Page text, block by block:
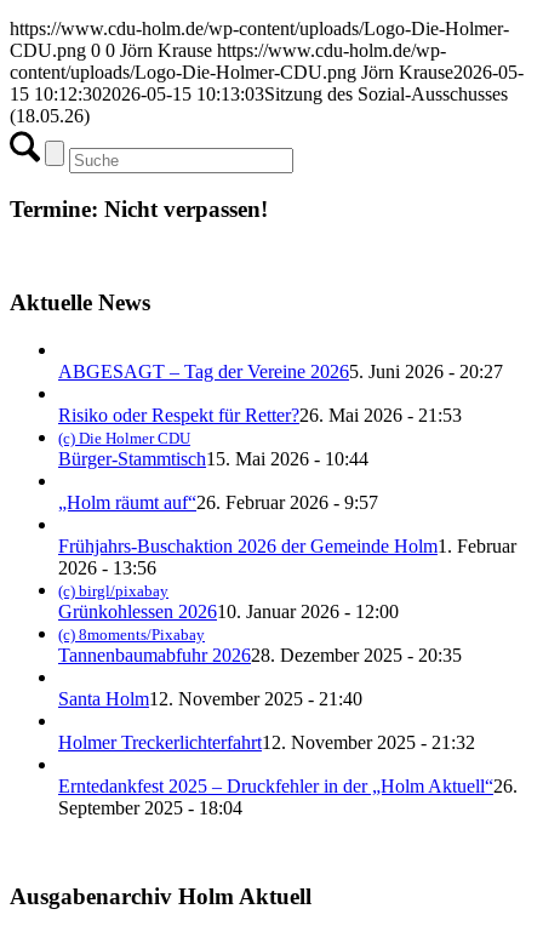
https://www.cdu-holm.de/wp-content/uploads/Logo-Die-Holmer-
CDU.png 0 0 Jörn Krause https://www.cdu-holm.de/wp-
content/uploads/Logo-Die-Holmer-CDU.png Jörn Krause2026-05-
15 10:12:302026-05-15 10:13:03Sitzung des Sozial-Ausschusses
(18.05.26)
Termine: Nicht verpassen!
Aktuelle News
ABGESAGT – Tag der Vereine 20265. Juni 2026 - 20:27
Risiko oder Respekt für Retter?26. Mai 2026 - 21:53
(c) Die Holmer CDU
Bürger-Stammtisch15. Mai 2026 - 10:44
„Holm räumt auf“26. Februar 2026 - 9:57
Frühjahrs-Buschaktion 2026 der Gemeinde Holm1. Februar
2026 - 13:56
(c) birgl/pixabay
Grünkohlessen 202610. Januar 2026 - 12:00
(c) 8moments/Pixabay
Tannenbaumabfuhr 202628. Dezember 2025 - 20:35
Santa Holm12. November 2025 - 21:40
Holmer Treckerlichterfahrt12. November 2025 - 21:32
Erntedankfest 2025 – Druckfehler in der „Holm Aktuell“26.
September 2025 - 18:04
Ausgabenarchiv Holm Aktuell